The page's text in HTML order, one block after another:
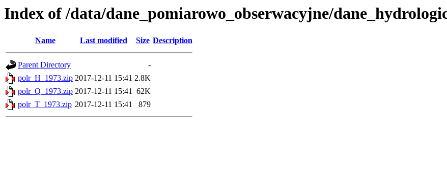
Index of /data/dane_pomiarowo_obserwacyjne/
Name Last modified Size Description
Parent Directory
-
polr_H_1973.zip 2017-12-11 15:41 2.8K
polr_Q_1973.zip 2017-12-11 15:41 62K
polr_T_1973.zip 2017-12-11 15:41 879